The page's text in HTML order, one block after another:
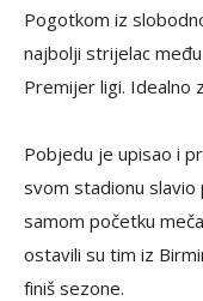
Pogotkom iz
najbolji strijelac
Premijer ligi. Idealno
Pobjedu je upisao i
svom stadionu slavio
samom početku
ostavili su tim iz
finiš sezone.